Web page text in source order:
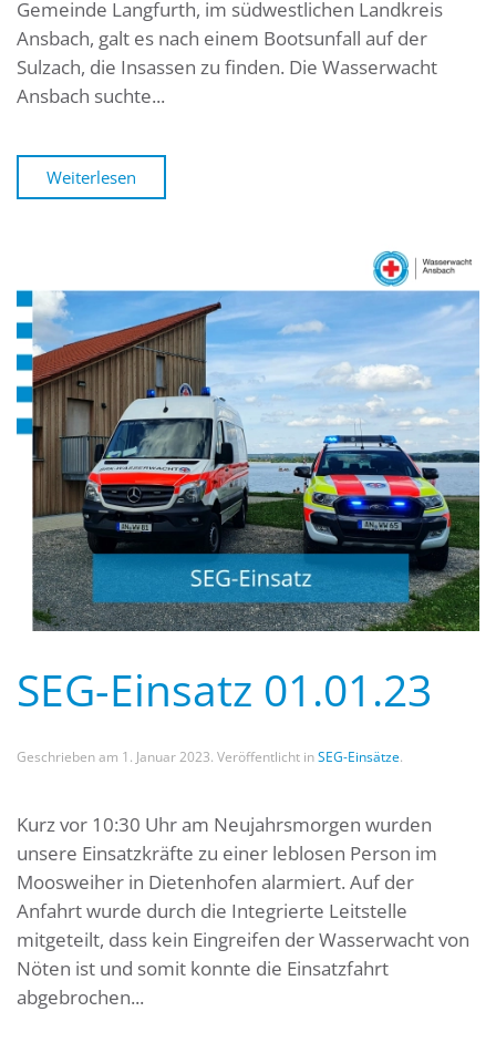
Gemeinde Langfurth, im südwestlichen Landkreis
Ansbach, galt es nach einem Bootsunfall auf der
Sulzach, die Insassen zu finden. Die Wasserwacht
Ansbach suchte...
Weiterlesen
SEG-Einsatz 01.01.23
Geschrieben am 1. Januar 2023. Veröffentlicht inSEG-Einsätze.
Kurz vor 10:30 Uhr am Neujahrsmorgen wurden
unsere Einsatzkräfte zu einer leblosen Person im
Moosweiher in Dietenhofen alarmiert. Auf der
Anfahrt wurde durch die Integrierte Leitstelle
mitgeteilt, dass kein Eingreifen der Wasserwacht von
Nöten ist und somit konnte die Einsatzfahrt
abgebrochen...